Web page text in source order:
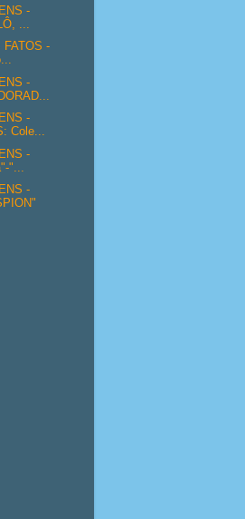
-
...
FATOS -
-
-
Cole...
-
"...
-